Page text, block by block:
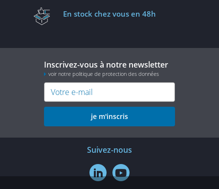
En stock chez vous en 48h
Inscrivez-vous à notre newsletter
voir notre politique de protection des données
je m'inscris
Suivez-nous
 